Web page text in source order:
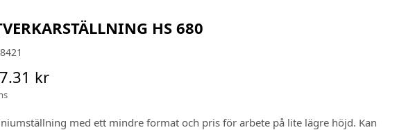
HS 680
kr
med ett mindre format och pris för arbete på lite lägre höjd. Kan